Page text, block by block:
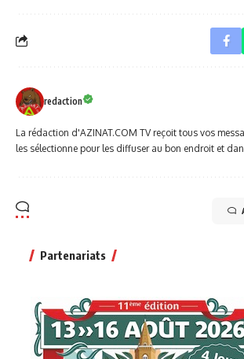
redaction
La rédaction d'AZINAT.COM TV reçoit tous vos
les sélectionne pour les diffuser au bon endroit et
Partenariats